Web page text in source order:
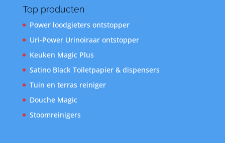
Top producten
Power loodgieters ontstopper
Uri-Power Urinoiraar ontstopper
Keuken Magic Plus
Satino Black Toiletpapier & dispensers
Tuin en terras reiniger
Douche Magic
Stoomreinigers